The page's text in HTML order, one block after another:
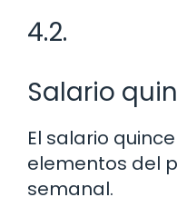
4.2.
Salario
El salario
elementos del
semanal.